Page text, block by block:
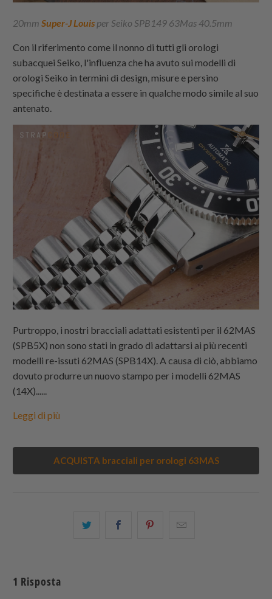
20mm Super-J Louis per Seiko SPB149 63Mas 40.5mm
Con il riferimento come il nonno di tutti gli orologi
subacquei Seiko, l'influenza che ha avuto sui modelli di
orologi Seiko in termini di design, misure e persino
specifiche è destinata a essere in qualche modo simile al suo
antenato.
Purtroppo, i nostri bracciali adattati esistenti per il 62MAS
(SPB5X) non sono stati in grado di adattarsi ai più recenti
modelli re-issuti 62MAS (SPB14X). A causa di ciò, abbiamo
dovuto produrre un nuovo stampo per i modelli 62MAS
(14X)......
Leggi di più
ACQUISTA bracciali per orologi 63MAS
Condividi Share
Condividi
1 Risposta